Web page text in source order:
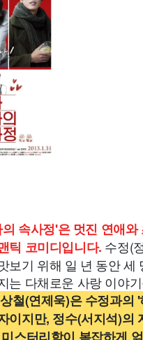
속사정'은 멋진 연애와
틱 코미디입니다. 수정(
보기 위해 일 년 동안 세
는 다채로운 사랑 이야
상철(연제욱)은 수정과의
이지만, 정수(서지석)의